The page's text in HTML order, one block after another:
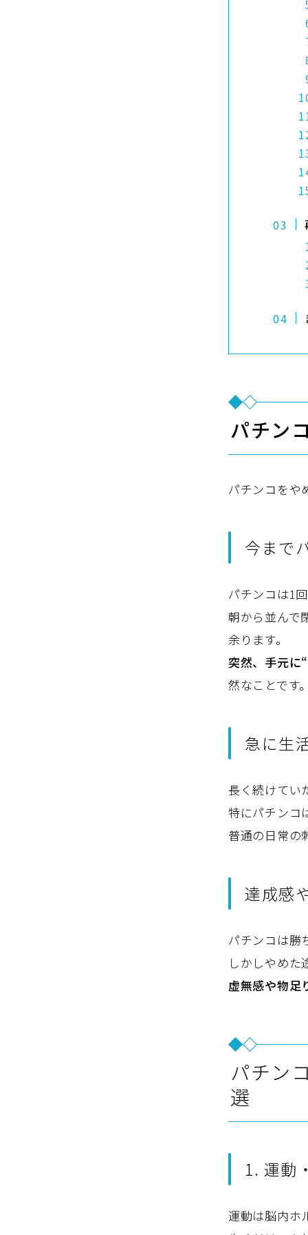
パチン
パチンコをや
今まで
パチンコは1
朝から並んで
余ります。
突然、手元に
然なことです
急に生
長く続けてい
特にパチンコ
普通の日常の
達成感
パチンコは勝
しかしやめた
虚無感や物足
パチン
選
1. 運動
運動は脳内ホ